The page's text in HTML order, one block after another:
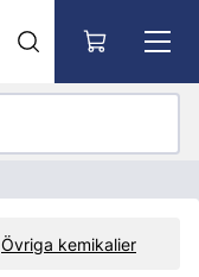
Övriga kemikalier